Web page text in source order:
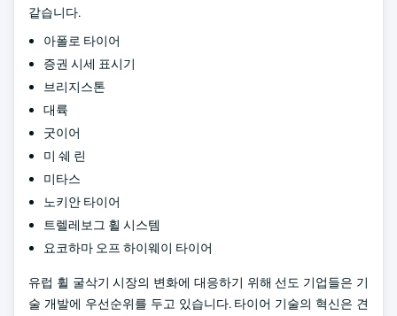
같습니다.
아폴로 타이어
증권 시세 표시기
브리지스톤
대륙
굿이어
미 쉐 린
미타스
노키안 타이어
트렐레보그 휠 시스템
요코하마 오프 하이웨이 타이어
유럽 휠 굴삭기 시장의 변화에 대응하기 위해 선도 기업들은 기
술 개발에 우선순위를 두고 있습니다. 타이어 기술의 혁신은 견